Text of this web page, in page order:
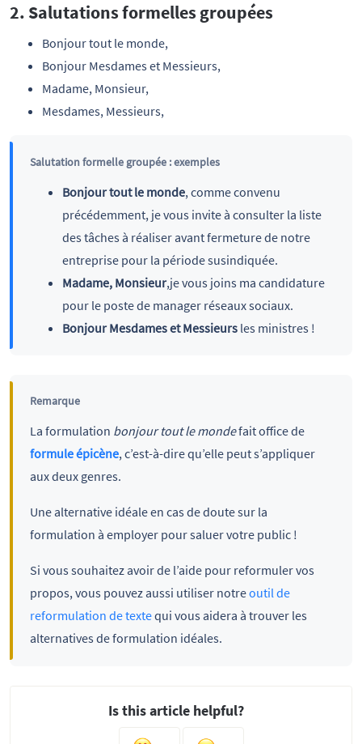
2. Salutations formelles groupées
Bonjour tout le monde,
Bonjour Mesdames et Messieurs,
Madame, Monsieur,
Mesdames, Messieurs,
Salutation formelle groupée : exemples
Bonjour tout le monde, comme convenu
précédemment, je vous invite à consulter la liste
des tâches à réaliser avant fermeture de notre
entreprise pour la période susindiquée.
Madame, Monsieur,je vous joins ma candidature
pour le poste de manager réseaux sociaux.
Bonjour Mesdames et Messieursles ministres !
Remarque
La formulation bonjour tout le mondefait office de
formule épicène, c’est-à-dire qu’elle peut s’appliquer
aux deux genres.
Une alternative idéale en cas de doute sur la
formulation à employer pour saluer votre public !
Si vous souhaitez avoir de l’aide pour reformuler vos
propos, vous pouvez aussi utiliser notreoutil de
reformulation de textequi vous aidera à trouver les
alternatives de formulation idéales.
Is this article helpful?